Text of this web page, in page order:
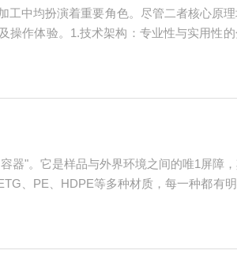
中均扮演着重要角色。尽管二者核心原
作体验。1.技术架构：专业性与实用性
"。它是样品与外界环境之间的唯1屏障
、PE、HDPE等多种材质，每一种都有